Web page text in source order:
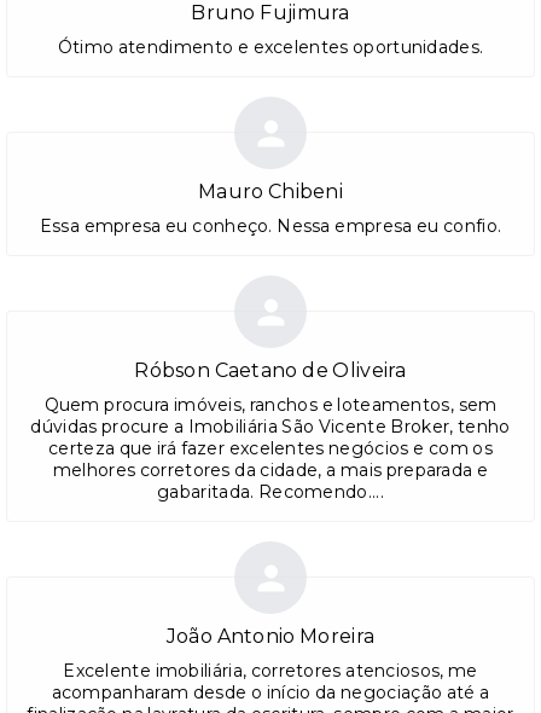
Bruno Fujimura
Ótimo atendimento e excelentes oportunidades.
Mauro Chibeni
Essa empresa eu conheço. Nessa empresa eu confio.
Róbson Caetano de Oliveira
Quem procura imóveis, ranchos e loteamentos, sem
dúvidas procure a Imobiliária São Vicente Broker, tenho
certeza que irá fazer excelentes negócios e com os
melhores corretores da cidade, a mais preparada e
gabaritada. Recomendo....
João Antonio Moreira
Excelente imobiliária, corretores atenciosos, me
acompanharam desde o início da negociação até a